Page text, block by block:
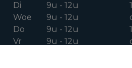
Di
9u - 12u
Woe
9u - 12u
Do
9u - 12u
Vr
9u - 12u